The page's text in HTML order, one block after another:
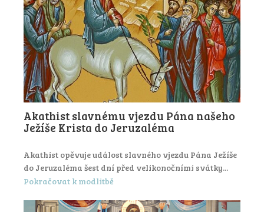
Akathist slavnému vjezdu Pána našeho
Ježíše Krista do Jeruzaléma
Akathist opěvuje událost slavného vjezdu Pána Ježíše
do Jeruzaléma šest dní před velikonočními svátky...
Pokračovat k modlitbě